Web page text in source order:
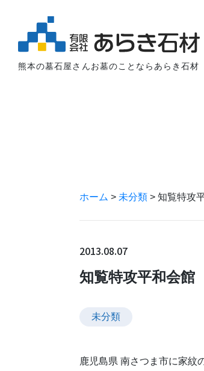
熊本の墓石屋さんお墓のことならあらき石材
ホーム > 未分類 > 知覧特攻
2013.08.07
知覧特攻平和会館
未分類
鹿児島県 南さつま市に家紋